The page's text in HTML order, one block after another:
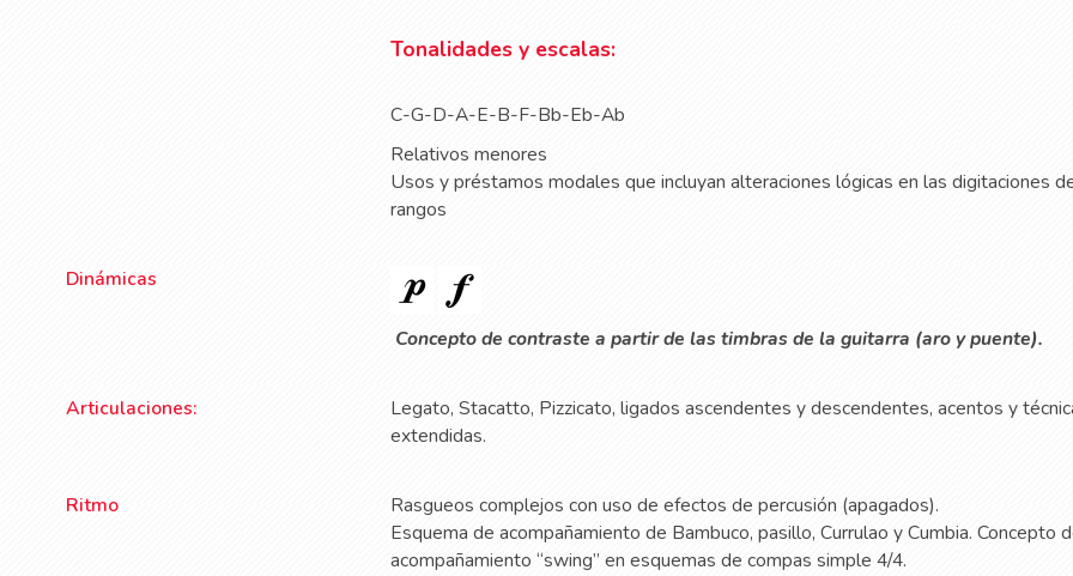
Tonalidades y escalas:
C-G-D-A-E-B-F-Bb-Eb-Ab
Relativos menores
Usos y préstamos modales que incluyan alteraciones lógicas en las digitaciones
rangos
Dinámicas
Concepto de contraste a partir de las timbras de la guitarra (aro y puente).
Articulaciones:
Legato, Stacatto, Pizzicato, ligados ascendentes y descendentes, acentos y
extendidas.
Ritmo
Rasgueos complejos con uso de efectos de percusión (apagados).
Esquema de acompañamiento de Bambuco, pasillo, Currulao y Cumbia. Concepto
acompañamiento “swing” en esquemas de compas simple 4/4.